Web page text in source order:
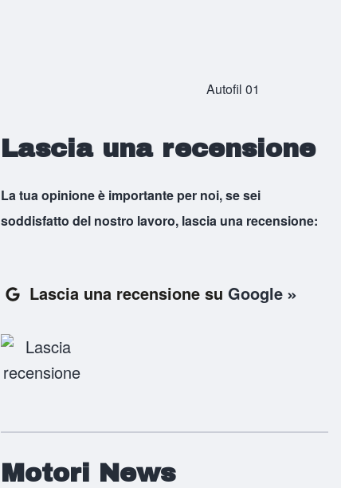
Lascia una recensione
La tua opinione è importante per noi, se sei
soddisfatto del nostro lavoro, lascia una recensione:
Lascia una recensione suGoogle
Motori News